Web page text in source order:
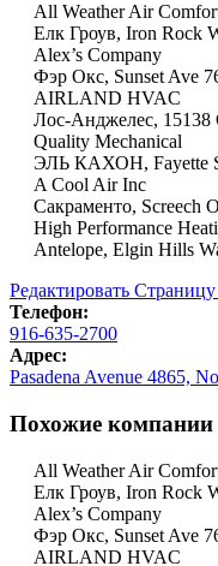
All Weather Air
Елк Гроув, Iron Rock
Alex’s Company
Фэр Окс, Sunset Ave
AIRLAND HVAC
Лос-Анджелес, 15138
Quality Mechanical
ЭЛЬ КАХОН, Fayette
A Cool Air Inc
Сакраменто, Screech
High Performance
Antelope, Elgin Hills
Редактировать Страницу
Телефон:
916-635-2700
Адрес:
Pasadena Avenue 4865,
Похожие компании
All Weather Air
Елк Гроув, Iron Rock
Alex’s Company
Фэр Окс, Sunset Ave
AIRLAND HVAC